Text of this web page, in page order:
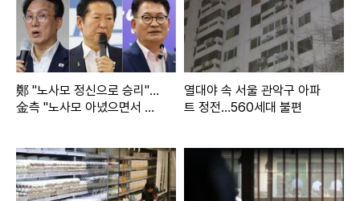
鄭 "노사모 정신으로 승리"…
金측 "노사모 아녔으면서 적
열대야 속 서울 관악구 아파
트 정전…560세대 불편